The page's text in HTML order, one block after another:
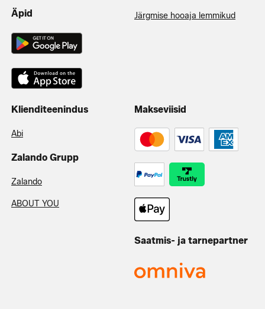
Äpid Järgmise hooaja lemmikud
Klienditeenindus
Abi
Zalando Grupp
Zalando
ABOUT YOU
Makseviisid
Saatmis- ja tarnepartner